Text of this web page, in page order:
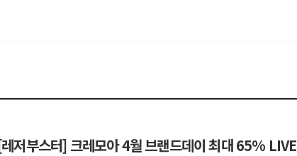
저부스터] 크레모아 4월 브랜드데이 최대 65% LIVE